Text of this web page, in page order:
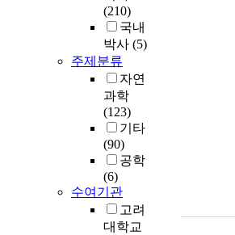
(210)
국내
박사 (5)
주제분류
자연
과학
(123)
기타
(90)
공학
(6)
수여기관
고려
대학교